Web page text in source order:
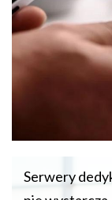
Serwery